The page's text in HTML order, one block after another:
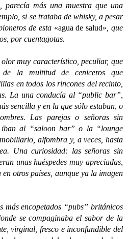
parecía más una muestra que una
si se trataba de whisky, a pesar
de esta «agua de salud» , que
por cuentagotas.
muy característico, peculiar, que
la multitud de ceniceros que
en todos los rincones del recinto,
La una conducía al “public bar”,
sencilla y en la que sólo estaban, o
Las parejas o señoras sin
iban al “saloon bar” o la “lounge
alfombra y, a veces, hasta
Una curiosidad: las señoras sin
unas huéspedes muy apreciadas,
otros países, aunque ya la imagen
encopetados “pubs” británicos
se compaginaba el sabor de la
virginal, fresco e inconfundible del